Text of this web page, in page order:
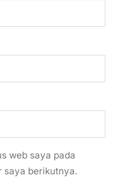
web saya pada
saya berikutnya.